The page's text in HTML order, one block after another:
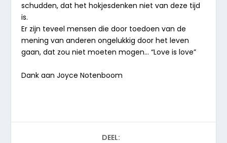
schudden, dat het hokjesdenken niet van deze tijd
is.
Er zijn teveel mensen die door toedoen van de
mening van anderen ongelukkig door het leven
gaan, dat zou niet moeten mogen… “Love is love”
Dank aan Joyce Notenboom
DEEL: